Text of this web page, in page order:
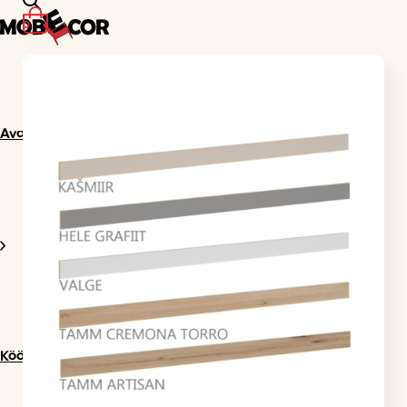
0
Avaleht
Köögimööbel